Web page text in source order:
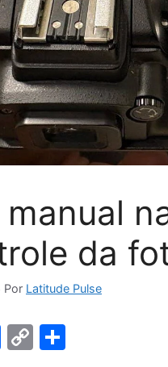
da
Por Latitude Pulse
F
C